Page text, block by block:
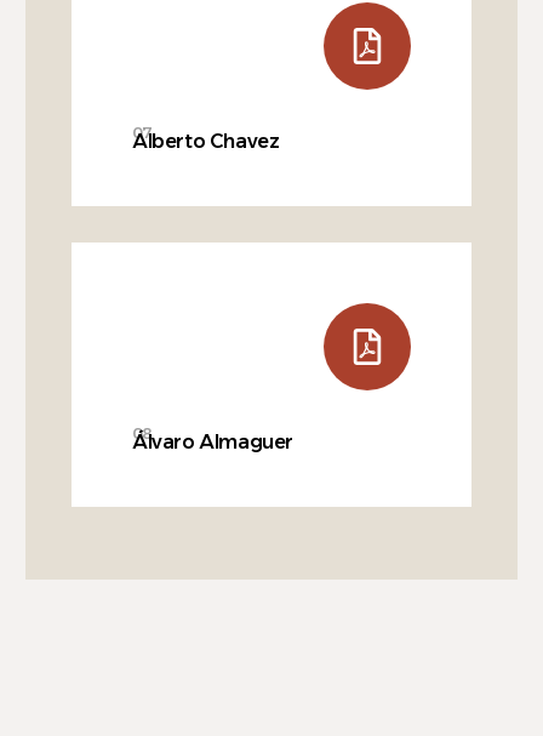
07
Alberto Chavez
08
Álvaro Almaguer